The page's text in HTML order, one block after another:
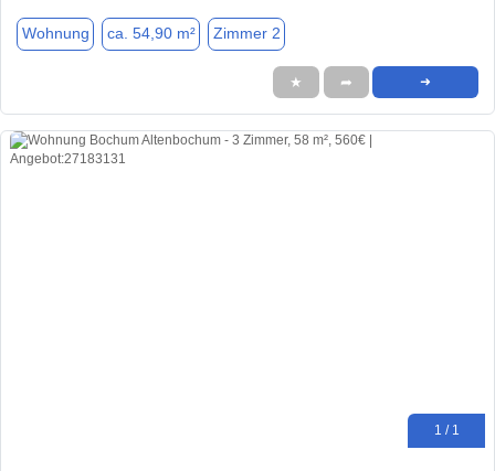
Wohnung ca. 54,90 m² Zimmer 2
★ ➦ ➜
1 / 1